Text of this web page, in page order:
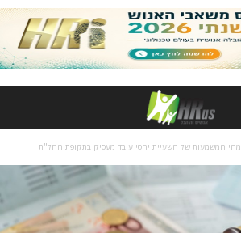
מהי המשמעות של השעיית יחסי עובד מעסיק בתקופת החל"ת